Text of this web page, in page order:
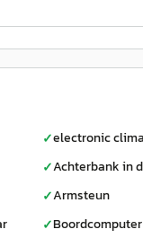
✓electronic
✓Achterbank in
✓Armsteun
✓Boordcomputer